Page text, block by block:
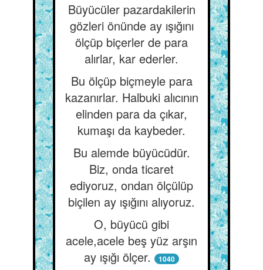
Büyücüler pazardakilerin
gözleri önünde ay ışığını
ölçüp biçerler de para
alırlar, kar ederler.
Bu ölçüp biçmeyle para
kazanırlar. Halbuki alıcının
elinden para da çıkar,
kumaşı da kaybeder.
Bu alemde büyücüdür.
Biz, onda ticaret
ediyoruz, ondan ölçülüp
biçilen ay ışığını alıyoruz.
O, büyücü gibi
acele,acele beş yüz arşın
ay ışığı ölçer.
1040